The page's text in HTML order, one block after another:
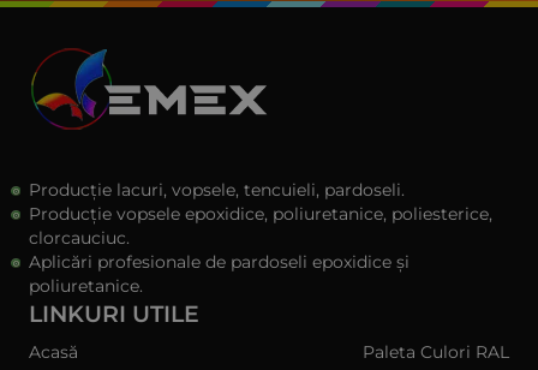
Producție lacuri, vopsele, tencuieli, pardoseli.
Producție vopsele epoxidice, poliuretanice, poliesterice,
clorcauciuc.
Aplicări profesionale de pardoseli epoxidice și
poliuretanice.
LINKURI UTILE
Acasă
Paleta Culori RAL